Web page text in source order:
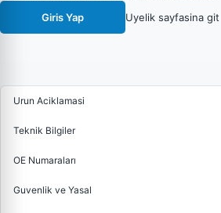
Giris Yap
Uyelik sayfasina git
Urun Aciklamasi
Teknik Bilgiler
OE Numaraları
Guvenlik ve Yasal